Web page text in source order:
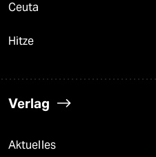
Ceuta
Hitze
Verlag
Aktuelles